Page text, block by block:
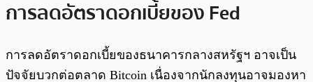
การลดอัตราดอกเบี้ยของ Fed
การลดอัตราดอกเบี้ยของธนาคารกลางสหรัฐฯ อาจเป็น
ปัจจัยบวกต่อตลาด Bitcoin เนื่องจากนักลงทุนอาจมองหา